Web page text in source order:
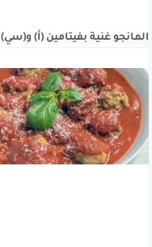
المانجو غنية بفيتامين (أ) و(سي)